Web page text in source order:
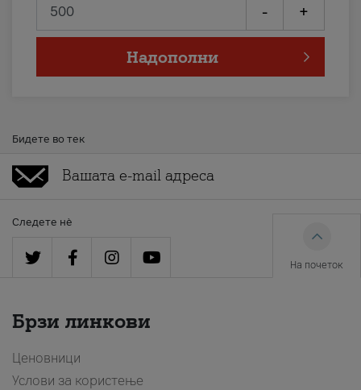
- +
Надополни
Бидете во тек
Следете нè
На почеток
Брзи линкови
Ценовници
Услови за користење